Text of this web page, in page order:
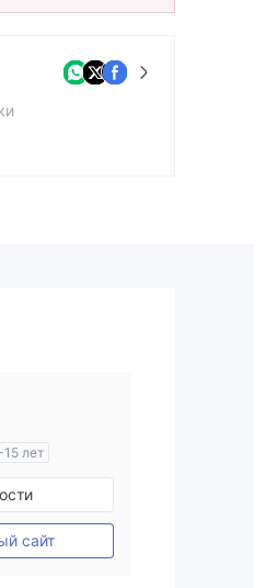
15 лет
в Австралия
(MM)
MT4
сайт